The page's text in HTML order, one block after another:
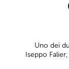
Uno dei
Iseppo